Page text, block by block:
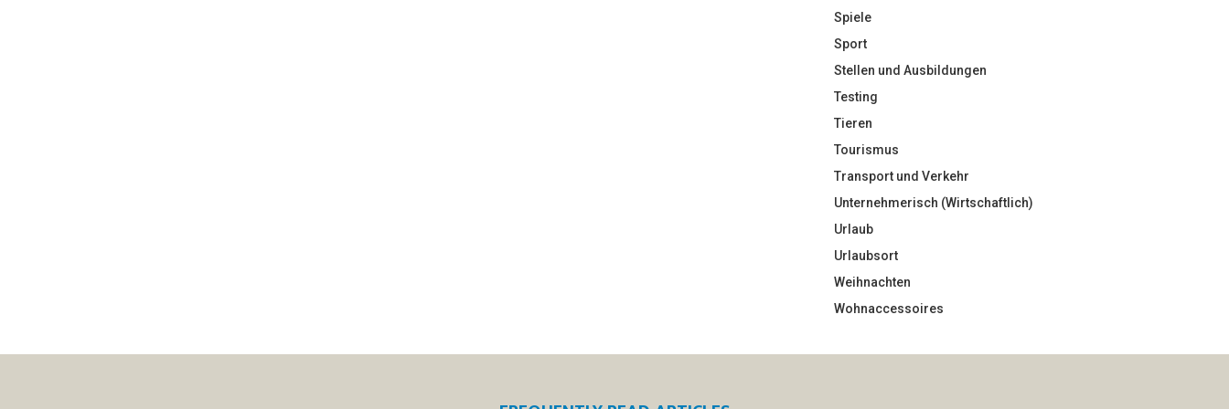
Spiele
Sport
Stellen und Ausbildungen
Testing
Tieren
Tourismus
Transport und Verkehr
Unternehmerisch (Wirtschaftlich)
Urlaub
Urlaubsort
Weihnachten
Wohnaccessoires